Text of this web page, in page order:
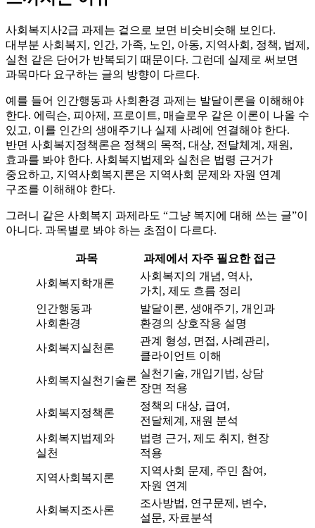
사회복지사2급 과제는 겉으로 보면 비슷비슷해 보인다.
대부분 사회복지, 인간, 가족, 노인, 아동, 지역사회, 정책, 법제,
실천 같은 단어가 반복되기 때문이다. 그런데 실제로 써보면
과목마다 요구하는 글의 방향이 다르다.
예를 들어 인간행동과 사회환경 과제는 발달이론을 이해해야
한다. 에릭슨, 피아제, 프로이트, 매슬로우 같은 이론이 나올 수
있고, 이를 인간의 생애주기나 실제 사례에 연결해야 한다.
반면 사회복지정책론은 정책의 목적, 대상, 전달체계, 재원,
효과를 봐야 한다. 사회복지법제와 실천은 법령 근거가
중요하고, 지역사회복지론은 지역사회 문제와 자원 연계
구조를 이해해야 한다.
그러니 같은 사회복지 과제라도 “그냥 복지에 대해 쓰는 글”이
아니다. 과목별로 봐야 하는 초점이 다르다.
과목 과제에서 자주 필요한 접근
사회복지학개론
사회복지의 개념, 역사,
가치, 제도 흐름 정리
인간행동과
사회환경
발달이론, 생애주기, 개인과
환경의 상호작용 설명
사회복지실천론
관계 형성, 면접, 사례관리,
클라이언트 이해
사회복지실천기술론
실천기술, 개입기법, 상담
장면 적용
사회복지정책론
정책의 대상, 급여,
전달체계, 재원 분석
사회복지법제와
실천
법령 근거, 제도 취지, 현장
적용
지역사회복지론
지역사회 문제, 주민 참여,
자원 연계
사회복지조사론
조사방법, 연구문제, 변수,
설문, 자료분석